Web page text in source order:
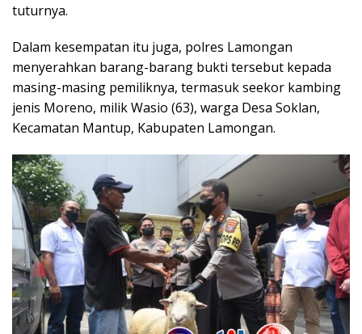
tuturnya.
Dalam kesempatan itu juga, polres Lamongan
menyerahkan barang-barang bukti tersebut kepada
masing-masing pemiliknya, termasuk seekor kambing
jenis Moreno, milik Wasio (63), warga Desa Soklan,
Kecamatan Mantup, Kabupaten Lamongan.